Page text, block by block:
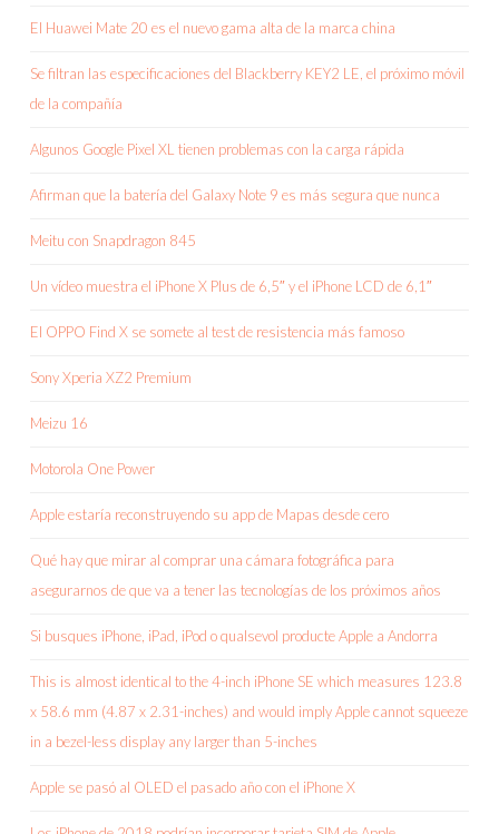
El Huawei Mate 20 es el nuevo gama alta de la marca china
Se filtran las especificaciones del Blackberry KEY2 LE, el próximo móvil
de la compañía
Algunos Google Pixel XL tienen problemas con la carga rápida
Afirman que la batería del Galaxy Note 9 es más segura que nunca
Meitu con Snapdragon 845
Un vídeo muestra el iPhone X Plus de 6,5″ y el iPhone LCD de 6,1″
El OPPO Find X se somete al test de resistencia más famoso
Sony Xperia XZ2 Premium
Meizu 16
Motorola One Power
Apple estaría reconstruyendo su app de Mapas desde cero
Qué hay que mirar al comprar una cámara fotográfica para
asegurarnos de que va a tener las tecnologías de los próximos años
Si busques iPhone, iPad, iPod o qualsevol producte Apple a Andorra
This is almost identical to the 4-inch iPhone SE which measures 123.8
x 58.6 mm (4.87 x 2.31-inches) and would imply Apple cannot squeeze
in a bezel-less display any larger than 5-inches
Apple se pasó al OLED el pasado año con el iPhone X